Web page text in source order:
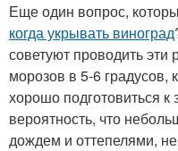
Еще один вопрос,
когда укрывать виноград
советуют проводить эти
морозов в 5-6 градусов,
хорошо подготовиться к
вероятность, что
дождем и оттепелями,